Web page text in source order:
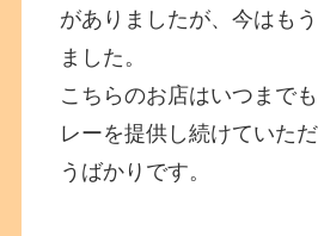
がありましたが、今はも
ました。
こちらのお店はいつまで
レーを提供し続けていた
うばかりです。